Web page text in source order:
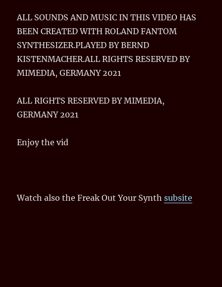
ALL SOUNDS AND MUSIC IN THIS VIDEO HAS
BEEN CREATED WITH ROLAND FANTOM
SYNTHESIZER.PLAYED BY BERND
KISTENMACHER.ALL RIGHTS RESERVED BY
MIMEDIA, GERMANY 2021
ALL RIGHTS RESERVED BY MIMEDIA,
GERMANY 2021
Enjoy the vid
Watch also the Freak Out Your Synthsubsite